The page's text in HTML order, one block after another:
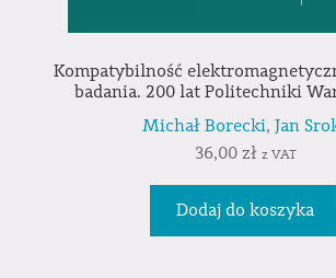
Kompatybilność
badania. 200 lat Politechniki
Michał Borecki, Jan
36,00 zł z VAT
Dodaj do koszyka